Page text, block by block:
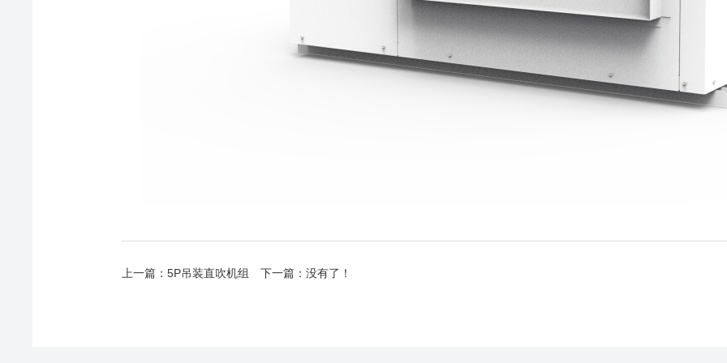
上一篇：5P吊装直吹机组 下一篇：没有了！